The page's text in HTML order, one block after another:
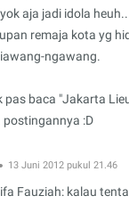
aja jadi idola
remaja kota yg
ngawang.
pas baca "Jakarta
postingannya :D
13 Juni 2012 pukul 21.46
Fauziah: kalau